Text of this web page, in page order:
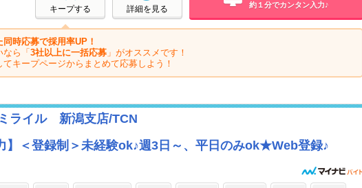
約１分でカンタン入力♪
詳細を見る
キープする
時応募で採用率UP！
ら「 3社以上に一括応募 」がオススメです！
キープページからまとめて応募しよう！
ライル 新潟支店/TCN
】＜登録制＞未経験ok♪週3日～、平日のみok★Web登録♪